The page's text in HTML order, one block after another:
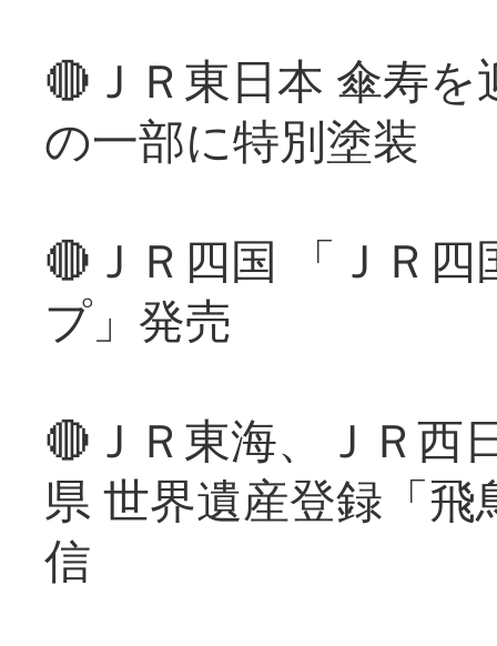
🔴ＪＲ東日本 傘寿
の一部に特別塗装
🔴ＪＲ四国 「ＪＲ
プ」発売
🔴ＪＲ東海、ＪＲ西
県 世界遺産登録「
信